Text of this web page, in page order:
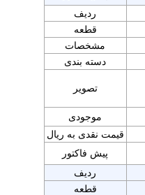
ردیف
قطعه
مشخصات
دسته بندی
تصویر
موجودی
قیمت نقدی به ریال
پیش فاکتور
ردیف
قطعه